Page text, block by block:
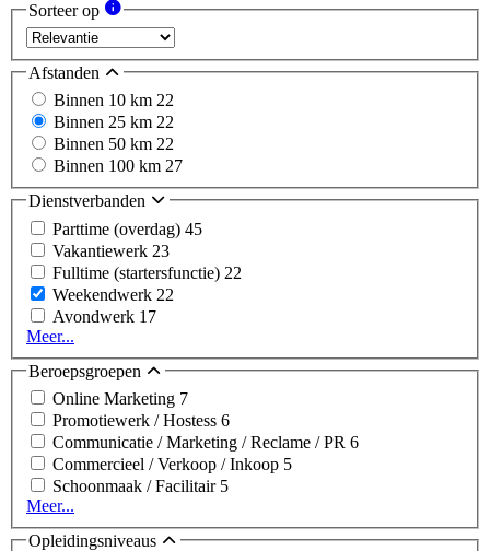
Sorteer op
Afstanden
Binnen 10 km 22
Binnen 25 km 22
Binnen 50 km 22
Binnen 100 km 27
Dienstverbanden
Parttime (overdag) 45
Vakantiewerk 23
Fulltime (startersfunctie) 22
Weekendwerk 22
Avondwerk 17
Meer...
Beroepsgroepen
Online Marketing 7
Promotiewerk / Hostess 6
Communicatie / Marketing / Reclame / PR 6
Commercieel / Verkoop / Inkoop 5
Schoonmaak / Facilitair 5
Meer...
Opleidingsniveaus